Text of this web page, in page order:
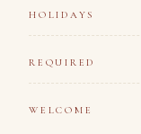
HOLIDAYS
REQUIRED
WELCOME